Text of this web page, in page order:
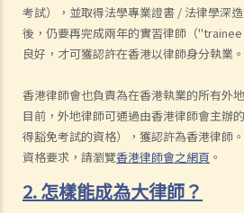
考試），並取得法學專業證書 / 法律學深
後，仍要再完成兩年的實習律師（
良好，才可獲認許在香港以律師身分執業。
香港律師會也負責為在香港執業的所有外
目前，外地律師可通過由香港律師會主辦
得豁免考試的資格），獲認許為香港律師
資格要求，請瀏覽香港律師會之網頁 。
2. 怎樣能成為大律師？